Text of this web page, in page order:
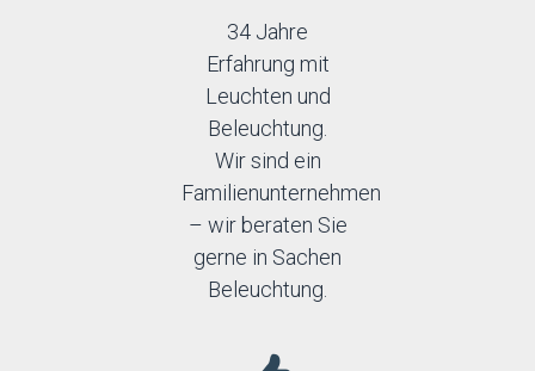
34 Jahre
Erfahrung mit
Leuchten und
Beleuchtung.
Wir sind ein
Familienunternehmen
– wir beraten Sie
gerne in Sachen
Beleuchtung.